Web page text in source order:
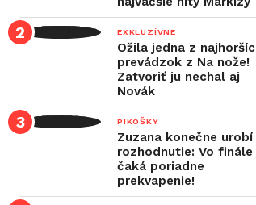
EXKLUZÍVNE
Ožila jedna z
prevádzok z Na nože!
Zatvoriť ju nechal aj
Novák
PIKOŠKY
Zuzana konečne urobí
rozhodnutie: Vo finále
čaká poriadne
prekvapenie!